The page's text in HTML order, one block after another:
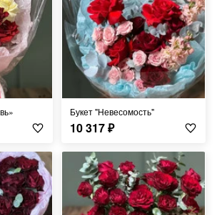
Букет "Невесомость"
10 317₽